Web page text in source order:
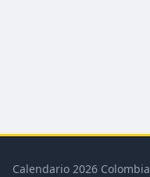
Calendario 2026 Colombia